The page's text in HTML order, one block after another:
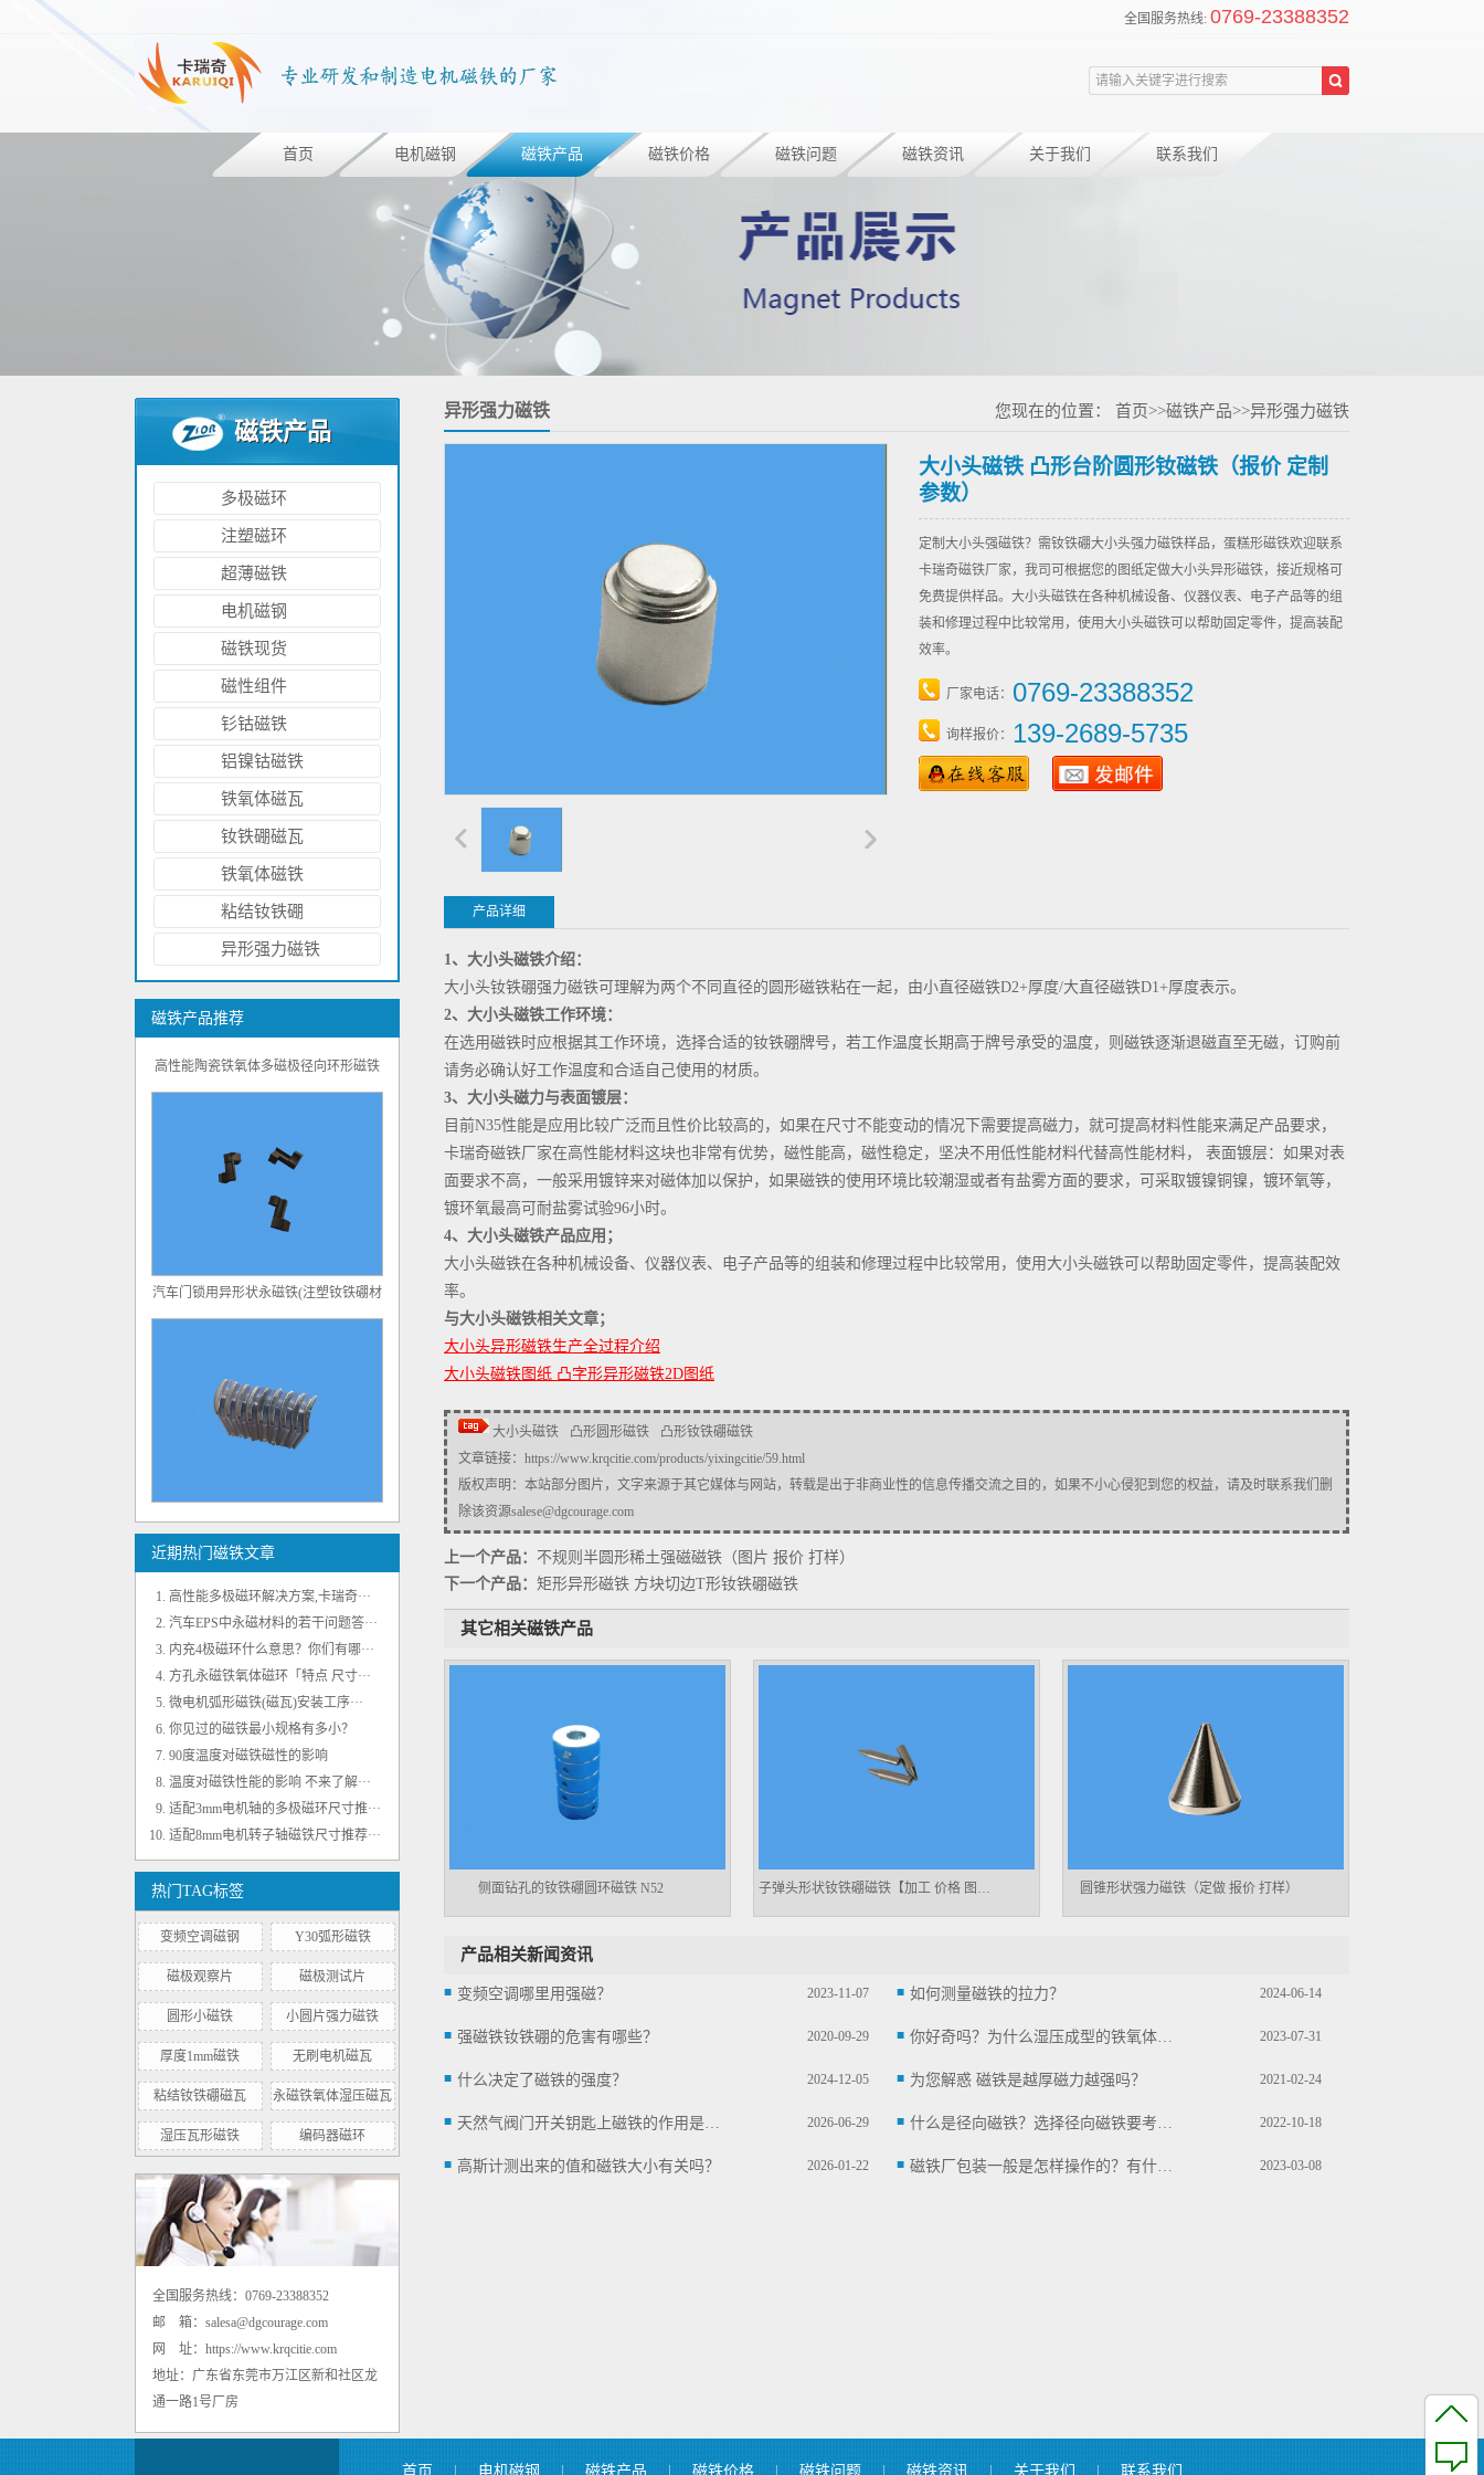
全国服务热线: 0769-23388352
首页 电机磁钢 磁铁产品 磁铁价格 磁铁问题 磁铁资讯 关于我们 联系我们
磁铁产品
多极磁环
注塑磁环
超薄磁铁
电机磁钢
磁铁现货
磁性组件
钐钴磁铁
铝镍钴磁铁
铁氧体磁瓦
钕铁硼磁瓦
铁氧体磁铁
粘结钕铁硼
异形强力磁铁
磁铁产品推荐
侧面钻孔的钕铁硼圆环磁铁 N52
高性能陶瓷铁氧体多磁极径向环形磁铁
汽车门锁用异形状永磁铁(注塑钕铁硼材
料)
N35EH黑色环氧强力磁瓦 耐温200℃
径向内充4极注塑铁氧体磁环 外径35mm
内孔8mm高剩磁径向转子磁环 500mt
近期热门磁铁文章
高性能多极磁环解决方案,卡瑞奇···
汽车EPS中永磁材料的若干问题答···
内充4极磁环什么意思？你们有哪···
方孔永磁铁氧体磁环「特点 尺寸···
微电机弧形磁铁(磁瓦)安装工序···
你见过的磁铁最小规格有多小？
90度温度对磁铁磁性的影响
温度对磁铁性能的影响 不来了解···
适配3mm电机轴的多极磁环尺寸推···
适配8mm电机转子轴磁铁尺寸推荐···
热门TAG标签
变频空调磁钢 Y30弧形磁铁
磁极观察片 磁极测试片
圆形小磁铁 小圆片强力磁铁
厚度1mm磁铁 无刷电机磁瓦
粘结钕铁硼磁瓦 永磁铁氧体湿压磁瓦
湿压瓦形磁铁 编码器磁环
全国服务热线：0769-23388352
邮 箱：salesa@dgcourage.com
网 址：https://www.krqcitie.com
地址：广东省东莞市万江区新和社区龙
通一路1号厂房
您现在的位置： 首页>>磁铁产品>>异形强力磁铁
异形强力磁铁
大小头磁铁 凸形台阶圆形钕磁铁（报价 定制
参数）
定制大小头强磁铁？需钕铁硼大小头强力磁铁样品，蛋糕形磁铁欢迎联系
卡瑞奇磁铁厂家，我司可根据您的图纸定做大小头异形磁铁，接近规格可
免费提供样品。大小头磁铁在各种机械设备、仪器仪表、电子产品等的组
装和修理过程中比较常用，使用大小头磁铁可以帮助固定零件，提高装配
效率。
厂家电话： 0769-23388352
询样报价： 139-2689-5735
产品详细
1、大小头磁铁介绍：
大小头钕铁硼强力磁铁可理解为两个不同直径的圆形磁铁粘在一起，由小直径磁铁D2+厚度/大直径磁铁D1+厚度表示。
2、大小头磁铁工作环境：
在选用磁铁时应根据其工作环境，选择合适的钕铁硼牌号，若工作温度长期高于牌号承受的温度，则磁铁逐渐退磁直至无磁，订购前
请务必确认好工作温度和合适自己使用的材质。
3、大小头磁力与表面镀层：
目前N35性能是应用比较广泛而且性价比较高的，如果在尺寸不能变动的情况下需要提高磁力，就可提高材料性能来满足产品要求，
卡瑞奇磁铁厂家在高性能材料这块也非常有优势，磁性能高，磁性稳定，坚决不用低性能材料代替高性能材料， 表面镀层：如果对表
面要求不高，一般采用镀锌来对磁体加以保护，如果磁铁的使用环境比较潮湿或者有盐雾方面的要求，可采取镀镍铜镍，镀环氧等，
镀环氧最高可耐盐雾试验96小时。
4、大小头磁铁产品应用；
大小头磁铁在各种机械设备、仪器仪表、电子产品等的组装和修理过程中比较常用，使用大小头磁铁可以帮助固定零件，提高装配效
率。
与大小头磁铁相关文章；
大小头异形磁铁生产全过程介绍
大小头磁铁图纸 凸字形异形磁铁2D图纸
大小头磁铁 凸形圆形磁铁
凸形钕铁硼磁铁
文章链接： https://www.krqcitie.com/products/yixingcitie/59.html
版权声明：本站部分图片，文字来源于其它媒体与网站，转载是出于非商业性的信息传播交流之目的，如果不小心侵犯到您的权益，请及时联系我们删
除该资源salese@dgcourage.com
上一个产品： 不规则半圆形稀土强磁磁铁（图片 报价 打样）
下一个产品： 矩形异形磁铁 方块切边T形钕铁硼磁铁
其它相关磁铁产品
侧面钻孔的钕铁硼圆环磁铁 N52 子弹头形状钕铁硼磁铁【加工 价格 图片】 圆锥形状强力磁铁（定做 报价 打样）
产品相关新闻资讯
变频空调哪里用强磁？ 2023-11-07 如何测量磁铁的拉力？ 2024-06-14
强磁铁钕铁硼的危害有哪些？ 2020-09-29 你好奇吗？为什么湿压成型的铁氧体磁性能更好？ 2023-07-31
什么决定了磁铁的强度？ 2024-12-05 为您解惑 磁铁是越厚磁力越强吗？ 2021-02-24
天然气阀门开关钥匙上磁铁的作用是什么？ 2026-06-29 什么是径向磁铁？选择径向磁铁要考虑哪些方面？ 2022-10-18
高斯计测出来的值和磁铁大小有关吗？ 2026-01-22 磁铁厂包装一般是怎样操作的？有什么注意事项？ 2023-03-08
首页 电机磁钢 磁铁产品 磁铁价格 磁铁问题 磁铁资讯 关于我们 联系我们